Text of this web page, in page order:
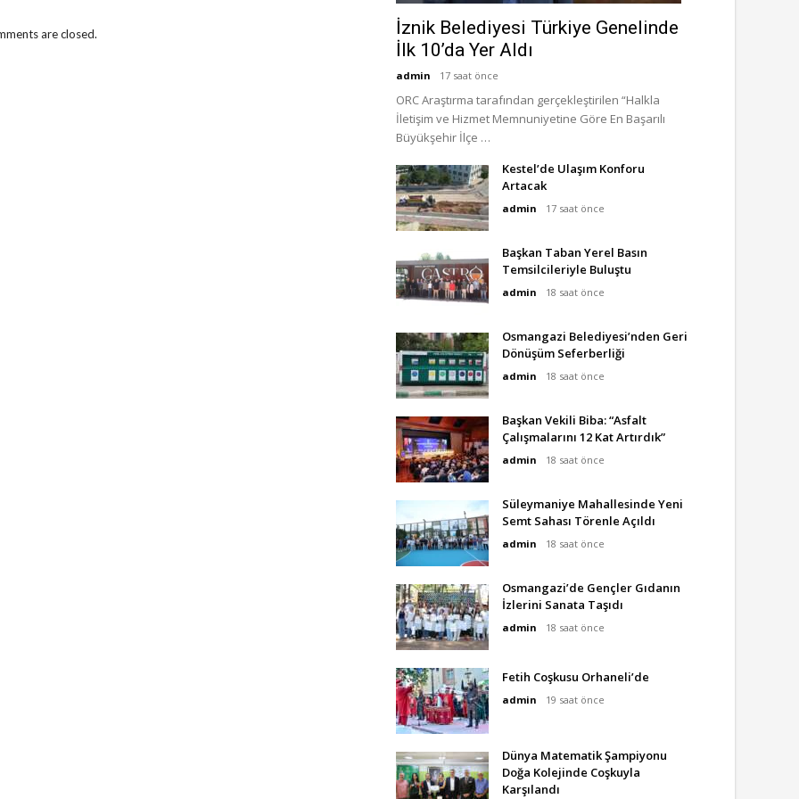
are closed.
İznik Belediyesi Türkiye Genelinde
İlk 10’da Yer Aldı
admin 17 saat önce
ORC Araştırma tarafından gerçekleştirilen “Halkla
İletişim ve Hizmet Memnuniyetine Göre En Başarılı
Büyükşehir İlçe …
Kestel’de Ulaşım Konforu
Artacak
admin 17 saat önce
Başkan Taban Yerel Basın
Temsilcileriyle Buluştu
admin 18 saat önce
Osmangazi Belediyesi’nden Geri
Dönüşüm Seferberliği
admin 18 saat önce
Başkan Vekili Biba: “Asfalt
Çalışmalarını 12 Kat Artırdık”
admin 18 saat önce
Süleymaniye Mahallesinde Yeni
Semt Sahası Törenle Açıldı
admin 18 saat önce
Osmangazi’de Gençler Gıdanın
İzlerini Sanata Taşıdı
admin 18 saat önce
Fetih Coşkusu Orhaneli’de
admin 19 saat önce
Dünya Matematik Şampiyonu
Doğa Kolejinde Coşkuyla
Karşılandı